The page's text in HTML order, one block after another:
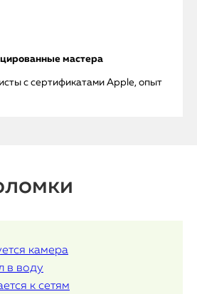
мастера
с сертификатами Apple, опыт
камера
в воду
к сетям